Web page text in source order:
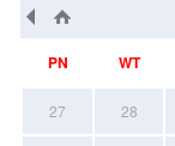
PN WT
27 28